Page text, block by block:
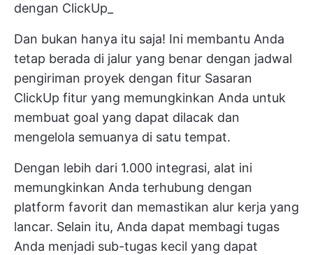
dengan ClickUp_
Dan bukan hanya itu saja! Ini membantu Anda
tetap berada di jalur yang benar dengan jadwal
pengiriman proyek dengan fitur Sasaran
ClickUp fitur yang memungkinkan Anda untuk
membuat goal yang dapat dilacak dan
mengelola semuanya di satu tempat.
Dengan lebih dari 1.000 integrasi, alat ini
memungkinkan Anda terhubung dengan
platform favorit dan memastikan alur kerja yang
lancar. Selain itu, Anda dapat membagi tugas
Anda menjadi sub-tugas kecil yang dapat